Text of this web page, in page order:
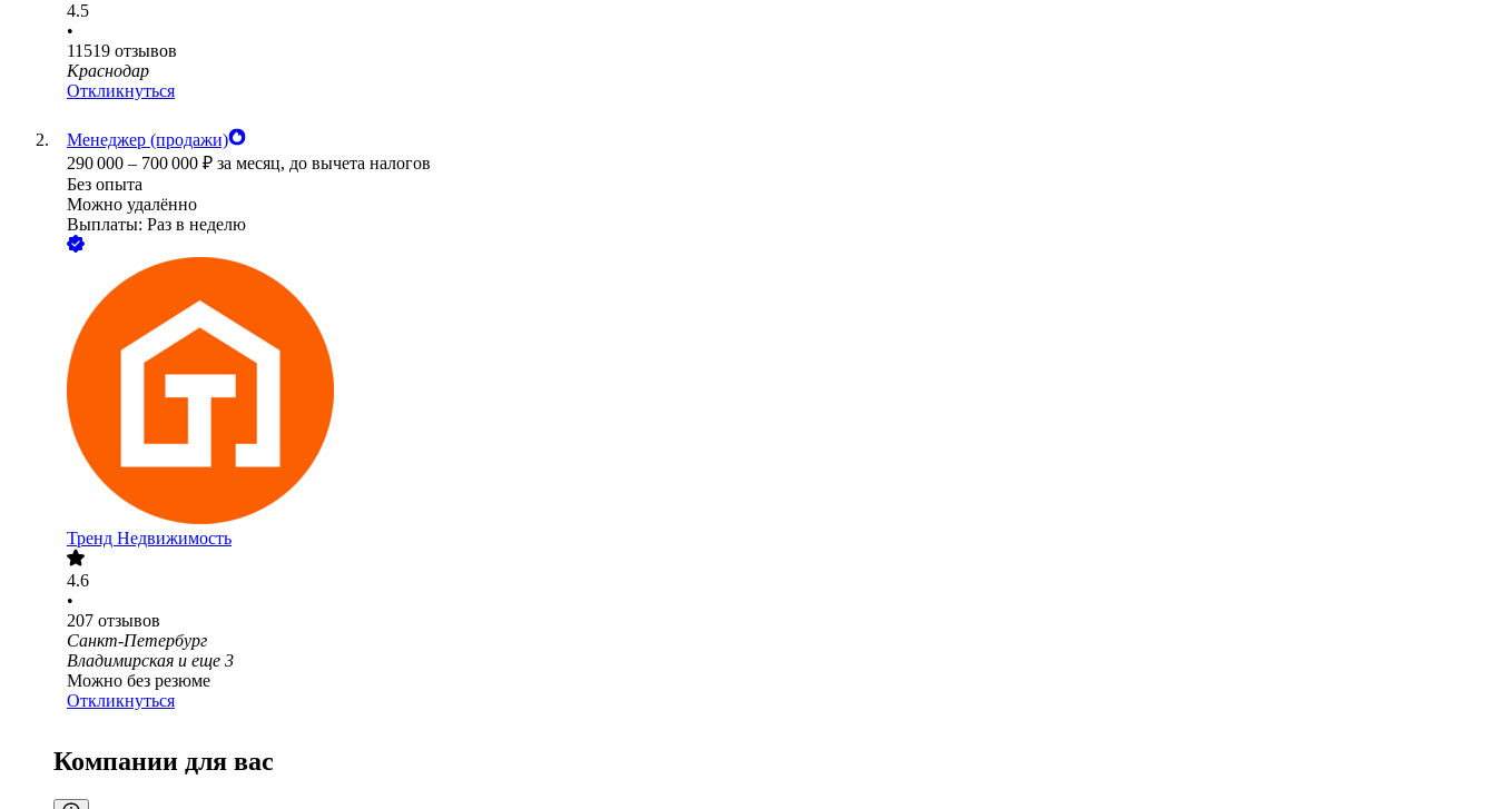
4.5
•
11519 отзывов
Краснодар
Откликнуться
Менеджер (продажи)
290 000 – 700 000 ₽ за месяц, до вычета налогов
Без опыта
Можно удалённо
Выплаты: Раз в неделю
Тренд Недвижимость
4.6
•
207 отзывов
Санкт-Петербург
Владимирская и еще 3
Можно без резюме
Откликнуться
Компании для вас